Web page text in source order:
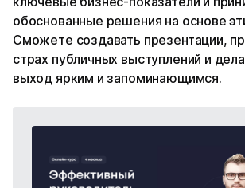
обоснованные решения на основе
Сможете создавать презентации,
страх публичных выступлений и
выход ярким и запоминающимся.